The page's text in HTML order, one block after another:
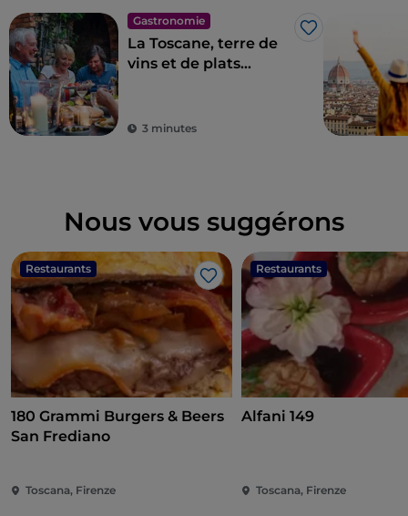
Gastronomie
J’aime
La Toscane, terre de
vins et de plats
3 minutes
Nous vous suggérons
Restaurants
J’aime
180 Grammi Burgers & Beers
San Frediano
Toscana, Firenze
Restaurants
Alfani 149
Toscana, Firenze